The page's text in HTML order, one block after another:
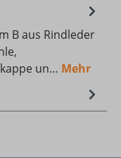
B aus Rindleder
un… Mehr